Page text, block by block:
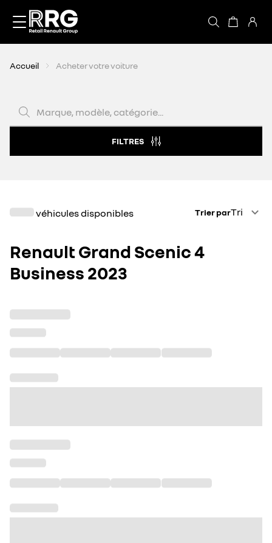
Accueil Acheter votre voiture
FILTRES
véhicules disponibles Trier parTri
Renault Grand Scenic 4
Business 2023